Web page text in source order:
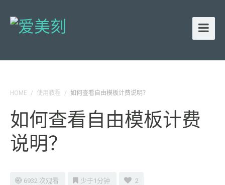
HOME / 使用教程 / 如何查看自由模板计费说明？
如何查看自由模板计费
说明？
6932 次观看 少于1分钟 2